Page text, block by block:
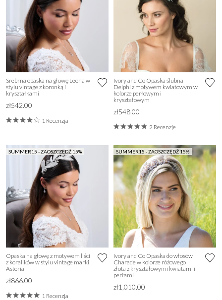
Srebrna opaska na głowę Leona w
stylu vintage z koronką i
kryształkami
zł542.00
1 Recenzja
Ivory and Co Opaska ślubna
Delphi z motywem kwiatowym w
kolorze perłowym i
kryształowym
zł548.00
2 Recenzje
SUMMER15 - ZAOSZCZĘDŹ 15%
Opaska na głowę z motywem liści
z koralików w stylu vintage marki
Astoria
zł866.00
1 Recenzja
SUMMER15 - ZAOSZCZĘDŹ 15%
Ivory and Co Opaska do włosów
Charade w kolorze różowego
złota z kryształowymi kwiatami i
perłami
zł1,010.00